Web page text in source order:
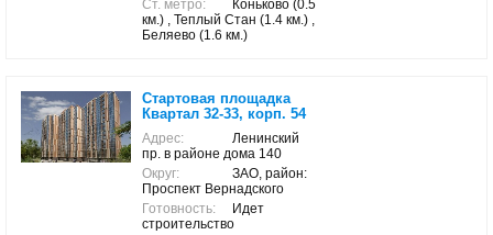
Ст. метро:
Коньково (0.5
км.) , Теплый Стан (1.4 км.) ,
Беляево (1.6 км.)
Стартовая площадка
Квартал 32-33, корп. 54
Адрес:
Ленинский
пр. в районе дома 140
Округ:
ЗАО, район:
Проспект Вернадского
Готовность:
Идет
строительство